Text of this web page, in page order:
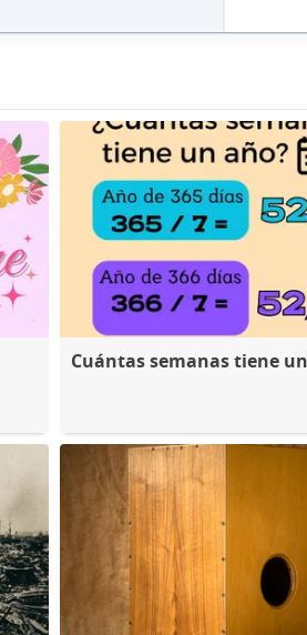
Cuántas semanas tiene